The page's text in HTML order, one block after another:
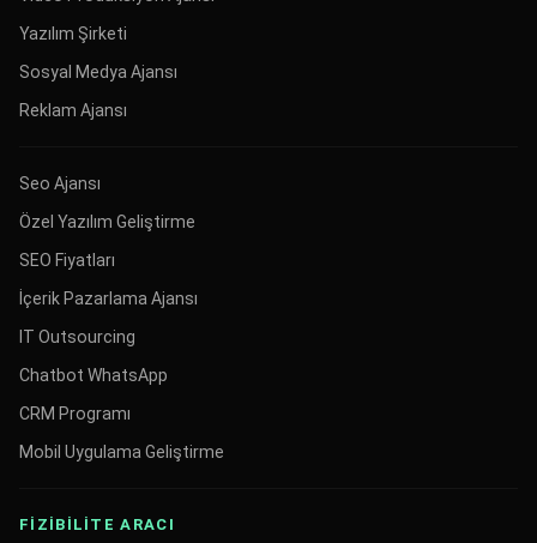
Yazılım Şirketi
Sosyal Medya Ajansı
Reklam Ajansı
Seo Ajansı
Özel Yazılım Geliştirme
SEO Fiyatları
İçerik Pazarlama Ajansı
IT Outsourcing
Chatbot WhatsApp
CRM Programı
Mobil Uygulama Geliştirme
FİZİBİLİTE ARACI